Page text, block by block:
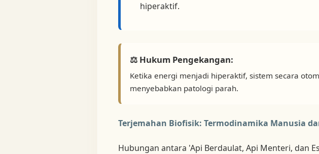
hiperaktif.
⚖️ Hukum Pengekangan:
Ketika energi menjadi hiperaktif, sistem secara
menyebabkan patologi parah.
Terjemahan Biofisik: Termodinamika Manusia
Hubungan antara 'Api Berdaulat, Api Menteri, dan